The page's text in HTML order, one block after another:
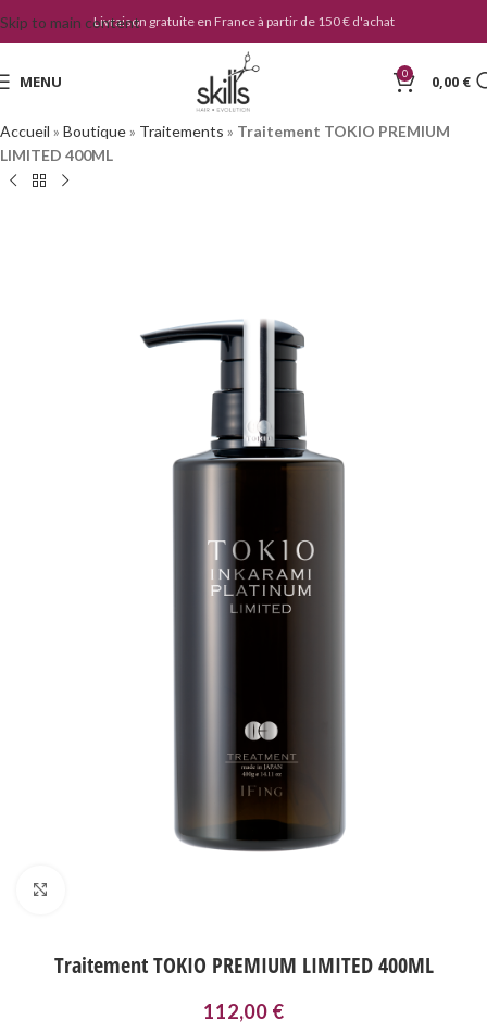
Skip to main contentLivraison gratuite en France à partir de 150 € d'achat
MENU 0 0,00 €
Accueil » Boutique» Traitements » Traitement TOKIO PREMIUM
LIMITED 400ML
Traitement TOKIO PREMIUM LIMITED 400ML
112,00 €